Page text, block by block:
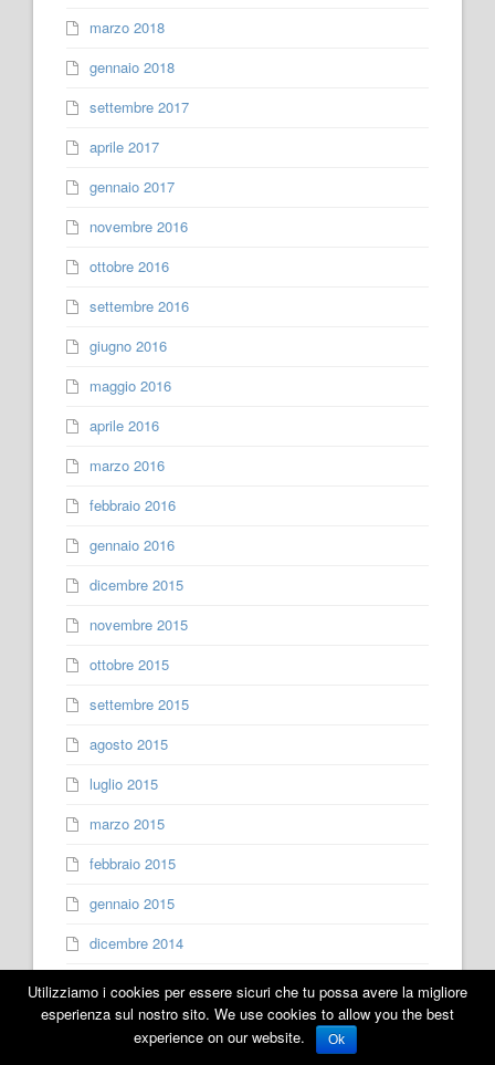
marzo 2018
gennaio 2018
settembre 2017
aprile 2017
gennaio 2017
novembre 2016
ottobre 2016
settembre 2016
giugno 2016
maggio 2016
aprile 2016
marzo 2016
febbraio 2016
gennaio 2016
dicembre 2015
novembre 2015
ottobre 2015
settembre 2015
agosto 2015
luglio 2015
marzo 2015
febbraio 2015
gennaio 2015
dicembre 2014
novembre 2014
ottobre 2014
Utilizziamo i cookies per essere sicuri che tu possa avere la migliore
esperienza sul nostro sito. We use cookies to allow you the best
experience on our website.
Ok